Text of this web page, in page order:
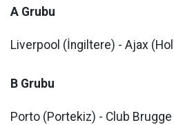
A Grubu
Liverpool (İngiltere) - Ajax
B Grubu
Porto (Portekiz) - Club